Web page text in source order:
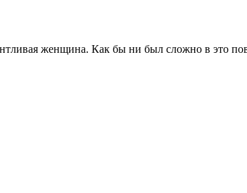
женщина. Как бы ни был сложно в это